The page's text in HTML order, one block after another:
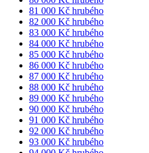
81 000 Kč hrubého
82 000 Kč hrubého
83 000 Kč hrubého
84 000 Kč hrubého
85 000 Kč hrubého
86 000 Kč hrubého
87 000 Kč hrubého
88 000 Kč hrubého
89 000 Kč hrubého
90 000 Kč hrubého
91 000 Kč hrubého
92 000 Kč hrubého
93 000 Kč hrubého